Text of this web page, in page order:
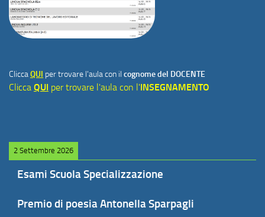
CliccaQUI per trovare l'aula con il cognome del DOCENTE
Clicca QUI per trovare l'aula con l'INSEGNAMENTO
2 Settembre 2026
Esami Scuola Specializzazione
Premio di poesia Antonella Sparpagli